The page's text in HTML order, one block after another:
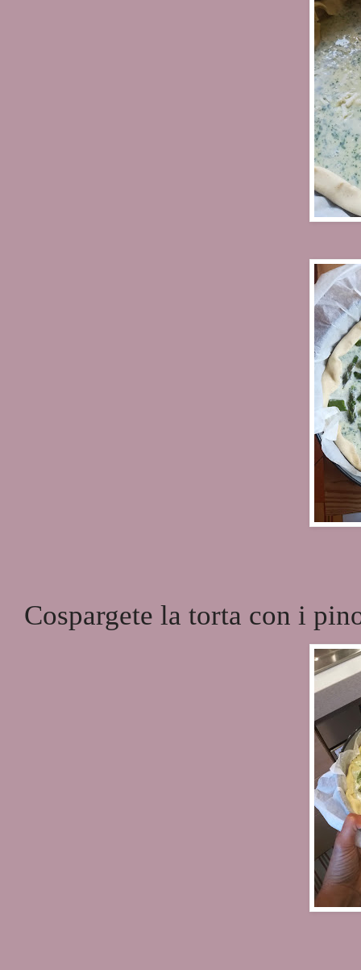
Cospargete la torta con i